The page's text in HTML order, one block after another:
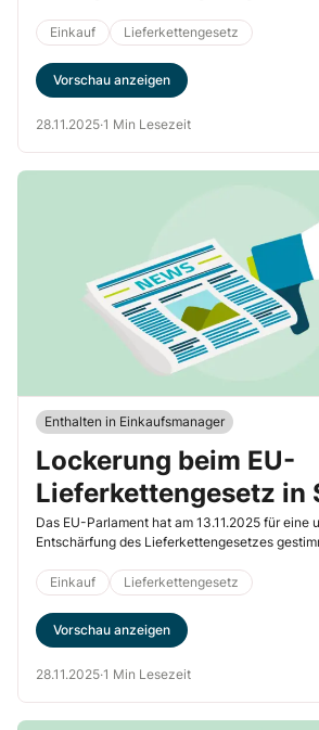
Einkauf
Lieferkettengesetz
Vorschau anzeigen
28.11.2025·1 Min Lesezeit
Enthalten in Einkaufsmanager
Lockerung beim EU-
Lieferkettengesetz in
Das EU-Parlament hat am 13.11.2025 für eine
Entschärfung des Lieferkettengesetzes
Einkauf Lieferkettengesetz
Vorschau anzeigen
28.11.2025·1 Min Lesezeit